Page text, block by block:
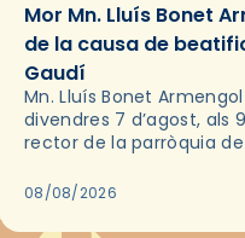
Mor Mn. Lluís Bonet
de la causa de
Gaudí
Mn. Lluís Bonet
divendres 7 d’agost, als
rector de la parròquia
2018,…
08/08/2026